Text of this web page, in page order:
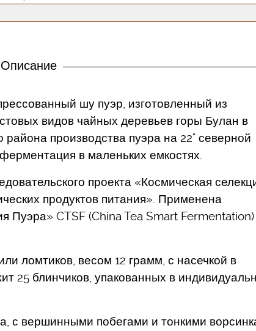
Описание
шу пуэр, изготовленный из
видов чайных деревьев горы Булан в
производства пуэра на 22° северной
в маленьких емкостях.
проекта «Космическая
продуктов питания». Применена
CTSF (China Tea Smart Fermentation)
ломтиков, весом 12 грамм, с насечкой в
25 блинчиков, упакованных в
с вершинными побегами и тонкими